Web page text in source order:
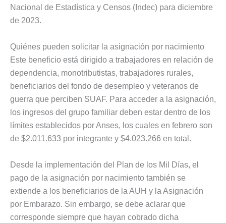
Nacional de Estadística y Censos (Indec) para diciembre
de 2023.
Quiénes pueden solicitar la asignación por nacimiento
Este beneficio está dirigido a trabajadores en relación de
dependencia, monotributistas, trabajadores rurales,
beneficiarios del fondo de desempleo y veteranos de
guerra que perciben SUAF. Para acceder a la asignación,
los ingresos del grupo familiar deben estar dentro de los
límites establecidos por Anses, los cuales en febrero son
de $2.011.633 por integrante y $4.023.266 en total.
Desde la implementación del Plan de los Mil Días, el
pago de la asignación por nacimiento también se
extiende a los beneficiarios de la AUH y la Asignación
por Embarazo. Sin embargo, se debe aclarar que
corresponde siempre que hayan cobrado dicha